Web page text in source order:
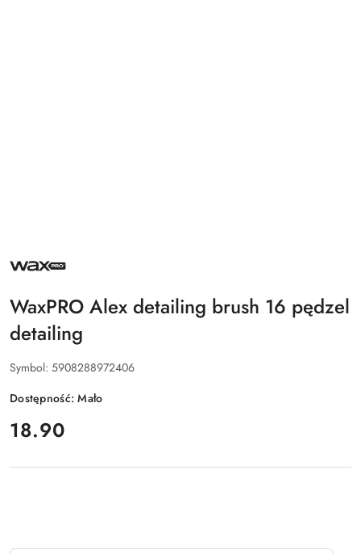
NAZWA
PRODUCENTA:
WaxPRO Alex detailing brush 16 pędzel
detailing
Symbol: 5908288972406
Dostępność:Mało
cena:
18.90